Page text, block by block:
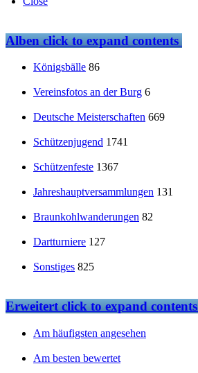
Albenclick to expand contents
Königsbälle 86
Vereinsfotos an der Burg 6
Deutsche Meisterschaften 669
Schützenjugend 1741
Schützenfeste 1367
Jahreshauptversammlungen 131
Braunkohlwanderungen 82
Dartturniere 127
Sonstiges 825
Erweitertclick to expand contents
Am häufigsten angesehen
Am besten bewertet